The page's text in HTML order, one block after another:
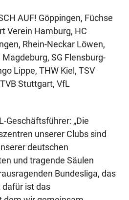
AUF! Göppingen, Füchse
Verein Hamburg, HC
Rhein-Neckar Löwen,
Magdeburg, SG Flensburg-
Lippe, THW Kiel, TSV
Stuttgart, VfL
Geschäftsführer: „Die
unserer Clubs sind
deutschen
und tragende Säulen
Bundesliga, das
ist das